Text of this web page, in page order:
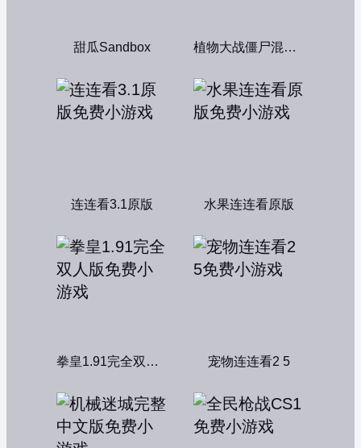
甜瓜Sandbox 植物大战僵尸混合版
连连看3.1原版 水果连连看原版
拳皇1.91完全双人版 宠物连连看2 5